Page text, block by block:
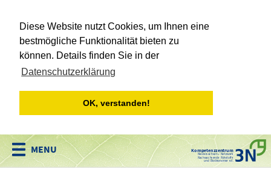
Diese Website nutzt Cookies, um Ihnen eine
bestmögliche Funktionalität bieten zu
können. Details finden Sie in der
Datenschutzerklärung
OK, verstanden!
Kompetenzzentrum
Niedersachsen • Netzwerk
Nachwachsende Rohstoffe
und Bioökonomie e.V.